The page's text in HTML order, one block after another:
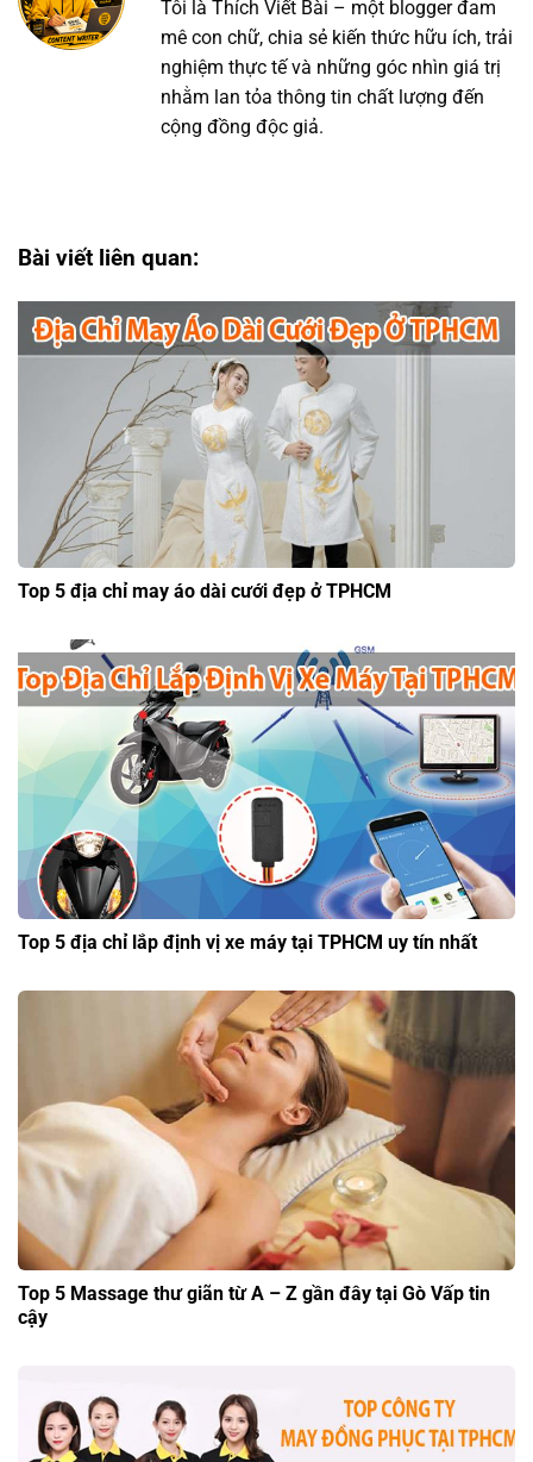
Tôi là Thích Viết Bài – một blogger đam
mê con chữ, chia sẻ kiến thức hữu ích, trải
nghiệm thực tế và những góc nhìn giá trị
nhằm lan tỏa thông tin chất lượng đến
cộng đồng độc giả.
Bài viết liên quan:
Top 5 địa chỉ may áo dài cưới đẹp ở TPHCM
Top 5 địa chỉ lắp định vị xe máy tại TPHCM uy tín nhất
Top 5 Massage thư giãn từ A – Z gần đây tại Gò Vấp tin
cậy